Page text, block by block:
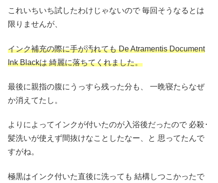
これいちいち試したわけじゃないので 毎回そうなるとは
限りませんが、
インク補充の際に手が汚れてもDe Atramentis Document
Ink Blackは綺麗に落ちてくれました。
最後に親指の腹にうっすら残った分も、
一晩寝たらなぜ
か消えてたし。
よりによってインクが付いたのが入浴後だったので 必殺･
髪洗いが使えず間抜けなことしたなー、と 思ってたんで
すがね。
極黒はインク付いた直後に洗っても 結構しつこかったで